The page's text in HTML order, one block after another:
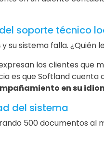
soporte técnico
y su sistema falla. ¿Quién
los clientes que
es que Softland cuenta
en su
del sistema
500 documentos al